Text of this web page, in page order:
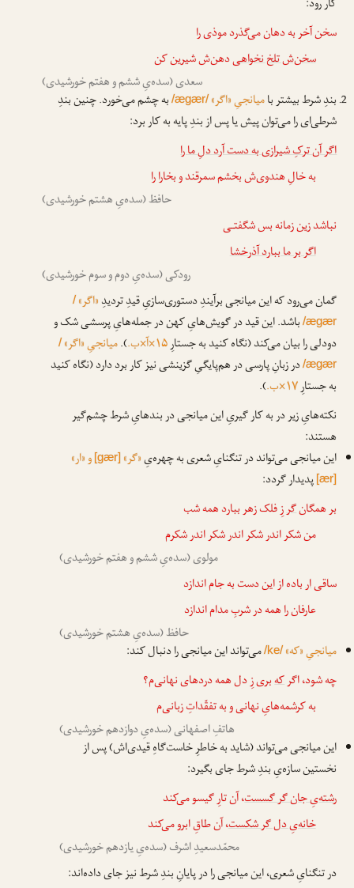
سخن آخر به دهان می‌گذرد موذی را
سخن‌ش تلخ نخواهیدهن‌ش شیرین کن
سعدی (سده‌یِ ششم و هفتم خورشیدی)
بندِ شرط بیشتر بامیانجیِ «اگر»/ægær/
به چشم می‌خورد. چنین بندِ
شرطی‌ای را می‌توان پیش یا پس از بندِ پایه به کار برد:
اگر آن ترکِ شیرازی به دست آرد دلِ ما را
به خالِ هندوی‌ش بخشم سمرقند و بخارا را
حافظ (سده‌یِ هشتم خورشیدی)
نباشد زین زمانه بس شگفتـی
اگر بر ما ببارد آذرخشا
رودکی (سده‌یِ دوم و سوم خورشیدی)
گمان می‌رود که این میانجی برآیندِ دستوری‌سازیِ قیدِ تردیدِ«اگر»/
ægær/ باشد. این قید در گویش‌هایِ کهن در جمله‌هایِ پرسشی شک و
دودلی را بیان می‌کند (نگاه کنید به جستارِ۱۵×آ×ب. ).میانجیِ «اگر»/
ægær/ در زبانِ پارسی در هم‌پایگیِ گزینشی نیز کار برد دارد (نگاه کنید
به جستارِ۱۷×ب.
).
نکته‌هایِ زیر در به کار گیریِ این میانجی در بندهایِ شرط چشم‌گیر
هستند:
این میانجی می‌تواند در تنگنایِ شعری به چهره‌یِ«گر» [gær] و «ار»
[ær]
پدیدار گردد:
بر همگانگرزِ فلک زهر ببارد همه شب
من شکر اندر شکر اندر شکر اندر شکرم
مولوی (سده‌یِ ششم و هفتم خورشیدی)
ساقیارباده از این دست به جام اندازد
عارفان را همه در شربِ مدام اندازد
حافظ (سده‌یِ هشتم خورشیدی)
میانجیِ «که»/ke/
می‌تواند این میانجی را دنبال کند:
چه شود، اگرکهبری زِ دل همه دردهای نهانی‌م؟
به کرشمه‌هایِ نهانی و به تفقّداتِ زبانی‌م
هاتفِ اصفهانی (سده‌یِ دوازدهم خورشیدی)
این میانجی می‌تواند (شاید به خاطرِ خاست‌گاهِ قیدی‌اش) پس از
نخستین سازه‌یِ بندِ شرط جای بگیرد:
رشته‌یِ جان گر گسست، آن تارِ گیسو می‌کند
خانه‌یِ دل گر شکست، آن طاقِ ابرو می‌کند
محمّدسعیدِ اشرف (سده‌یِ یازدهم خورشیدی)
در تنگنایِ شعری، این میانجی را در پایانِ بندِ شرط نیز جای داده‌اند: